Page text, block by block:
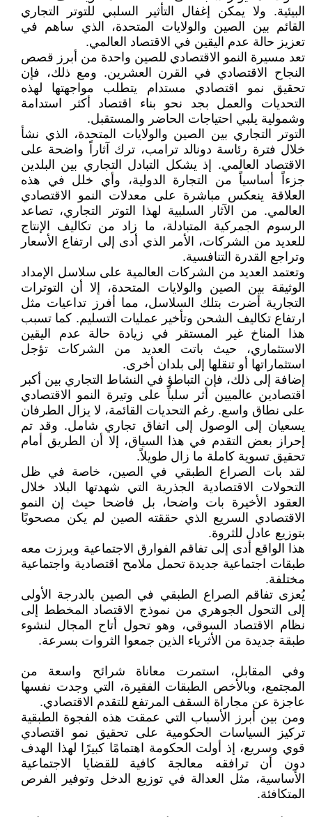
البيئية. ولا يمكن إغفال التأثير السلبي للتوتر التجاري
القائم بين الصين والولايات المتحدة، الذي ساهم في
تعزيز حالة عدم اليقين في الاقتصاد العالمي.
تعد مسيرة النمو الاقتصادي للصين واحدة من أبرز قصص
النجاح الاقتصادي في القرن العشرين. ومع ذلك، فإن
تحقيق نمو اقتصادي مستدام يتطلب مواجهتها لهذه
التحديات والعمل بجد نحو بناء اقتصاد أكثر استدامة
وشمولية يلبي احتياجات الحاضر والمستقبل.
التوتر التجاري بين الصين والولايات المتحدة، الذي نشأ
خلال فترة رئاسة دونالد ترامب، ترك آثاراً واضحة على
الاقتصاد العالمي. إذ يشكل التبادل التجاري بين البلدين
جزءاً أساسياً من التجارة الدولية، وأي خلل في هذه
العلاقة ينعكس مباشرة على معدلات النمو الاقتصادي
العالمي. من الآثار السلبية لهذا التوتر التجاري، تصاعد
الرسوم الجمركية المتبادلة، ما زاد من تكاليف الإنتاج
للعديد من الشركات، الأمر الذي أدى إلى ارتفاع الأسعار
وتراجع القدرة التنافسية.
وتعتمد العديد من الشركات العالمية على سلاسل الإمداد
الوثيقة بين الصين والولايات المتحدة، إلا أن التوترات
التجارية أضرت بتلك السلاسل، مما أفرز تداعيات مثل
ارتفاع تكاليف الشحن وتأخير عمليات التسليم. كما تسبب
هذا المناخ غير المستقر في زيادة حالة عدم اليقين
الاستثماري، حيث باتت العديد من الشركات تؤجل
استثماراتها أو تنقلها إلى بلدان أخرى.
إضافة إلى ذلك، فإن التباطؤ في النشاط التجاري بين أكبر
اقتصادين عالميين أثر سلباً على وتيرة النمو الاقتصادي
على نطاق واسع. رغم التحديات القائمة، لا يزال الطرفان
يسعيان إلى الوصول إلى اتفاق تجاري شامل. وقد تم
إحراز بعض التقدم في هذا السياق، إلا أن الطريق أمام
تحقيق تسوية كاملة ما زال طويلاً.
لقد بات الصراع الطبقي في الصين، خاصة في ظل
التحولات الاقتصادية الجذرية التي شهدتها البلاد خلال
العقود الأخيرة بات واضحا، بل فاضحا حيث إن النمو
الاقتصادي السريع الذي حققته الصين لم يكن مصحوبًا
بتوزيع عادل للثروة.
هذا الواقع أدى إلى تفاقم الفوارق الاجتماعية وبرزت معه
طبقات اجتماعية جديدة تحمل ملامح اقتصادية واجتماعية
مختلفة.
يُعزى تفاقم الصراع الطبقي في الصين بالدرجة الأولى
إلى التحول الجوهري من نموذج الاقتصاد المخطط إلى
نظام الاقتصاد السوقي، وهو تحول أتاح المجال لنشوء
طبقة جديدة من الأثرياء الذين جمعوا الثروات بسرعة.
وفي المقابل، استمرت معاناة شرائح واسعة من
المجتمع، وبالأخص الطبقات الفقيرة، التي وجدت نفسها
عاجزة عن مجاراة السقف المرتفع للتقدم الاقتصادي.
ومن بين أبرز الأسباب التي عمقت هذه الفجوة الطبقية
تركيز السياسات الحكومية على تحقيق نمو اقتصادي
قوي وسريع، إذ أولت الحكومة اهتمامًا كبيرًا لهذا الهدف
دون أن ترافقه معالجة كافية للقضايا الاجتماعية
الأساسية، مثل العدالة في توزيع الدخل وتوفير الفرص
المتكافئة.